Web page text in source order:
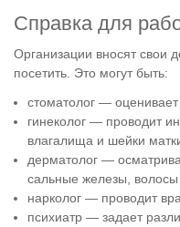
Справка для
Организации вносят свои
посетить. Это могут быть:
стоматолог —
гинеколог — проводит
влагалища и шейки
дерматолог —
сальные железы, волосы
нарколог — проводит
психиатр — задает